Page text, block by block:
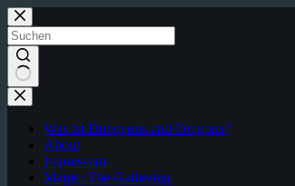
Zum
Inhalt
springen
Keine
Ergebnisse
Was ist Dungeons and Dragons?
About
Impressum
Magic: The Gathering